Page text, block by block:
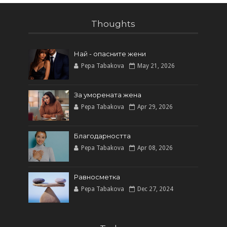
Thoughts
Най - опасните жени
Pepa Tabakova May 21, 2026
За уморената жена
Pepa Tabakova Apr 29, 2026
Благодарността
Pepa Tabakova Apr 08, 2026
Равносметка
Pepa Tabakova Dec 27, 2024